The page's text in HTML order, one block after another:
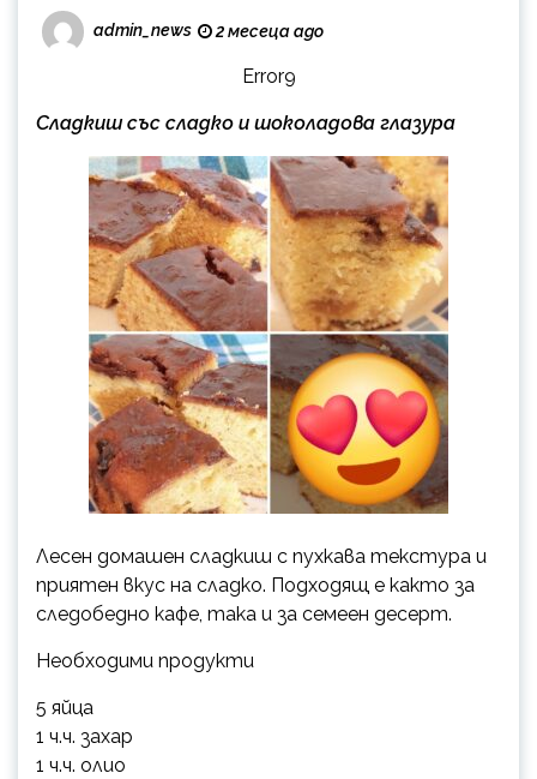
admin_news 2 месеца ago
Error9
Сладкиш със сладко и шоколадова глазура
Лесен домашен сладкиш с пухкава текстура и
приятен вкус на сладко. Подходящ е както за
следобедно кафе, така и за семеен десерт.
Необходими продукти
5 яйца
1 ч.ч. захар
1 ч.ч. олио